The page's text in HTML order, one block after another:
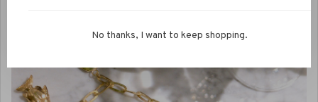
No thanks, I want to keep shopping.